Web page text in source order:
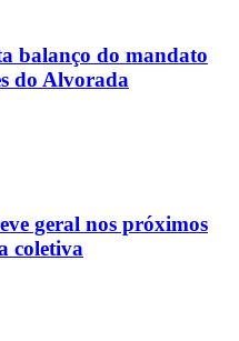
balanço do mandato
do Alvorada
geral nos próximos
coletiva